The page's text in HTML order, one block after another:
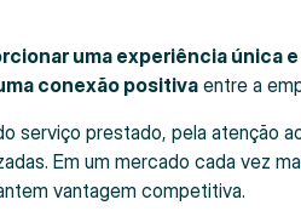
uma experiência única
conexão positiva entre a
serviço prestado, pela atenção
Em um mercado cada vez
vantagem competitiva.